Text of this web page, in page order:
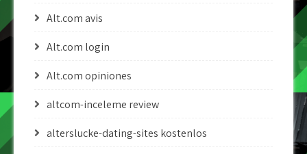
Alt.com avis
Alt.com login
Alt.com opiniones
altcom-inceleme review
alterslucke-dating-sites kostenlos